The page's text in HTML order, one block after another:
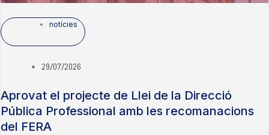
notícies
29/07/2026
Aprovat el projecte de Llei de la Direcció
Pública Professional amb les recomanacions
del FERA